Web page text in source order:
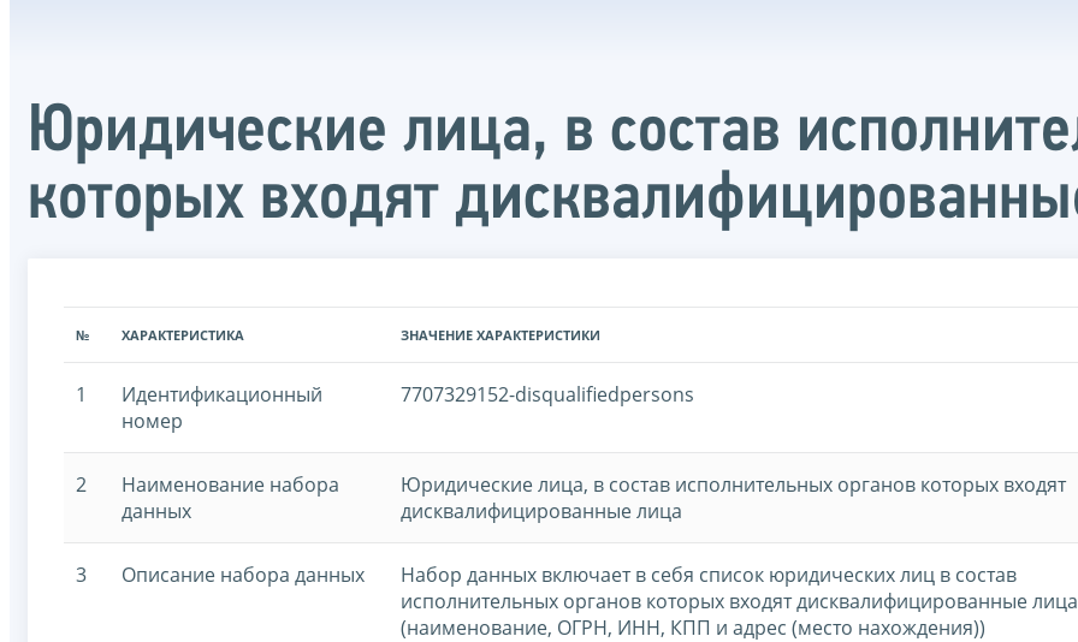
Юридические лица, в состав
которых входят
№ ХАРАКТЕРИСТИКА ЗНАЧЕНИЕ ХАРАКТЕРИСТИКИ
1
Идентификационный
номер
7707329152-disqualifiedpersons
2
Наименование набора
данных
Юридические лица, в состав исполнительных органов которых входят
дисквалифицированные лица
3 Описание набора данных
Набор данных включает в себя список юридических лиц в состав
исполнительных органов которых входят дисквалифицированные лица
(наименование, ОГРН, ИНН, КПП и адрес (место нахождения))